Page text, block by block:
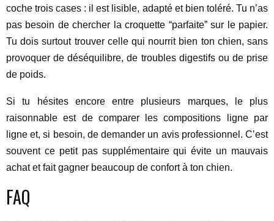
coche trois cases : il est lisible, adapté et bien toléré. Tu n’as
pas besoin de chercher la croquette “parfaite” sur le papier.
Tu dois surtout trouver celle qui nourrit bien ton chien, sans
provoquer de déséquilibre, de troubles digestifs ou de prise
de poids.
Si tu hésites encore entre plusieurs marques, le plus
raisonnable est de comparer les compositions ligne par
ligne et, si besoin, de demander un avis professionnel. C’est
souvent ce petit pas supplémentaire qui évite un mauvais
achat et fait gagner beaucoup de confort à ton chien.
FAQ